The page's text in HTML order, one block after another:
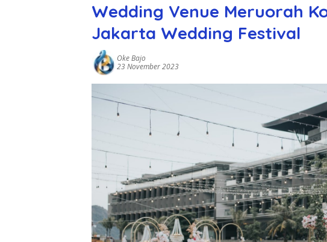
Wedding Venue Meruorah
Jakarta Wedding Festival
Oke Bajo
23 November 2023